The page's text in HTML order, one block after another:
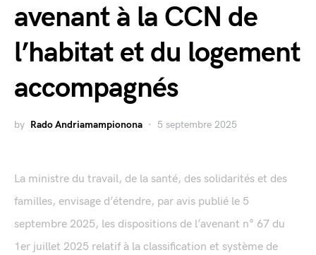
avenant à la CCN de
l’habitat et du logement
accompagnés
by Rado Andriamampionona 5 septembre 2025
La ministre du travail, de la santé, des solidarités et des
familles, envisage d’étendre, par avis publié le 5
septembre 2025, les dispositions de l’avenant n° 67 du
1er juillet 2025 relatif à la classification et système de